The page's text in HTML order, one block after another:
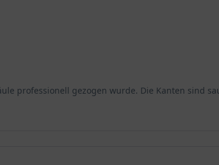
professionell gezogen wurde. Die Kanten sind